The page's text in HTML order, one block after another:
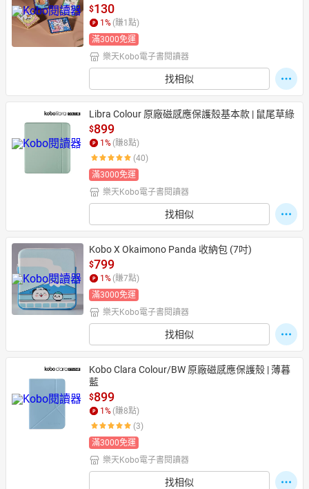
$130
1 % (賺1 點)
滿3000免運
樂天Kobo電子書閱讀器
找相似
Libra Colour 原廠磁感應保護殼基本款 | 鼠尾草綠
$899
1 % (賺8點)
(40)
滿3000免運
樂天Kobo電子書閱讀器
找相似
Kobo X Okaimono Panda 收納包 (7吋)
$799
1 % (賺7點)
滿3000免運
樂天Kobo電子書閱讀器
找相似
Kobo Clara Colour/BW 原廠磁感應保護殼 | 薄暮
藍
$899
1 % (賺8點)
(3)
滿3000免運
樂天Kobo電子書閱讀器
找相似